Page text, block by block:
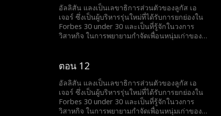
จะเกิดอะไรขึ้นกับเธอและลูกัส เอเจอร์ ว่าเขาจะไล่
เธอออกจากงานหรือไม่... หรือความลับจากอดีต
ของพวกเขาจะถูกเปิดเผยขึ้นมา
อัลลิสัน แลงเป็นเลขาธิการส่วนตัวของลูกัส เอ
เจอร์ ซึ่งเป็นผู้บริหารรุ่นใหม่ที่ได้รับการยกย่องใน
Forbes 30 under 30 และเป็นที่รู้จักในวงการ
วิสาหกิจ ในการพยายามกำจัดเพื่อนหนุ่มเก่าของ
เจอร์ แต่เมื่อเหตุการณ์ไม่คาดคิดเกิดขึ้นและ
จะเกิดอะไรขึ้นกับเธอและลูกัส เอเจอร์ ว่าเขาจะไล่
เธอออกจากงานหรือไม่... หรือความลับจากอดีต
ของพวกเขาจะถูกเปิดเผยขึ้นมา
ตอน 12
อัลลิสัน แลงเป็นเลขาธิการส่วนตัวของลูกัส เอ
เจอร์ ซึ่งเป็นผู้บริหารรุ่นใหม่ที่ได้รับการยกย่องใน
Forbes 30 under 30 และเป็นที่รู้จักในวงการ
วิสาหกิจ ในการพยายามกำจัดเพื่อนหนุ่มเก่าของ